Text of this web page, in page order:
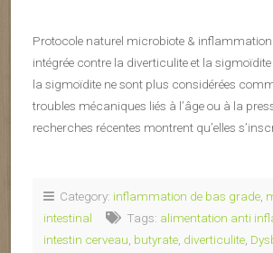
Protocole naturel microbiote &
intégrée contre la diverticulite et la
la sigmoïdite ne sont plus considérées
troubles mécaniques liés à l’âge ou à la
recherches récentes montrent qu’elles
Category: inflammation de bas grade
intestinal
Tags: alimentation anti
intestin cerveau butyrate diverticulite